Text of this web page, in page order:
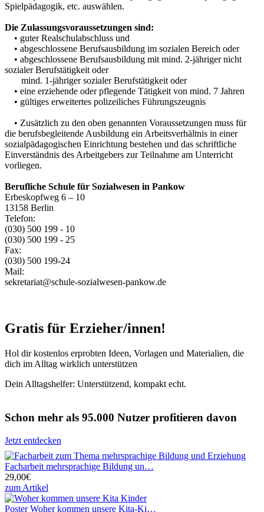
Spielpädagogik, etc. auswählen.
Die Zulassungsvoraussetzungen sind:
• guter Realschulabschluss und
• abgeschlossene Berufsausbildung im sozialen Bereich oder
• abgeschlossene Berufsausbildung mit mind. 2-jähriger nicht
sozialer Berufstätigkeit oder
mind. 1-jähriger sozialer Berufstätigkeit oder
• eine erziehende oder pflegende Tätigkeit von mind. 7 Jahren
• gültiges erweitertes polizeiliches Führungszeugnis
• Zusätzlich zu den oben genannten Voraussetzungen muss für
die berufsbegleitende Ausbildung ein Arbeitsverhältnis in einer
sozialpädagogischen Einrichtung bestehen und das schriftliche
Einverständnis des Arbeitgebers zur Teilnahme am Unterricht
vorliegen.
Berufliche Schule für Sozialwesen in Pankow
Erbeskopfweg 6 – 10
13158 Berlin
Telefon:
(030) 500 199 - 10
(030) 500 199 - 25
Fax:
(030) 500 199-24
Mail:
sekretariat@schule-sozialwesen-pankow.de
Gratis für Erzieher/innen!
Hol dir kostenlos erprobten Ideen, Vorlagen und Materialien, die
dich im Alltag wirklich unterstützen
Dein Alltagshelfer: Unterstützend, kompakt echt.
Schon mehr als 95.000 Nutzer profitieren davon
Jetzt entdecken
Facharbeit mehrsprachige Bildung un…
29,00€
zum Artikel
Poster Woher kommen unsere Kita-Ki…